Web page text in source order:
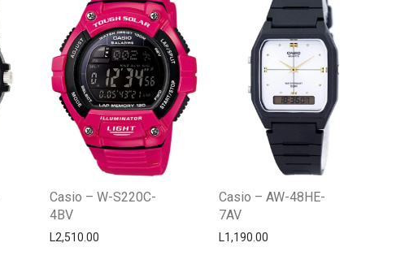
Casio – W-S220C-
4BV
L2,510.00
Casio – AW-48HE-
7AV
L1,190.00
Centro Citizen
Typically replies within a day